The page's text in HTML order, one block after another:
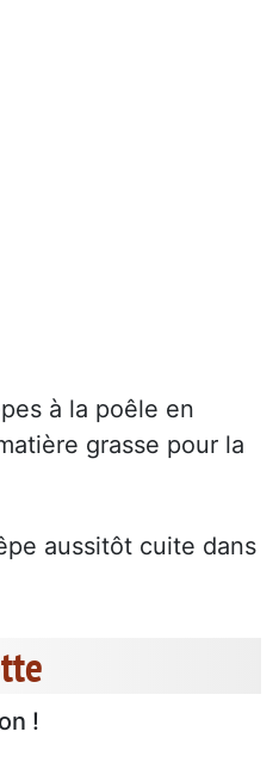
à la poêle en
grasse pour la
aussitôt cuite dans
!